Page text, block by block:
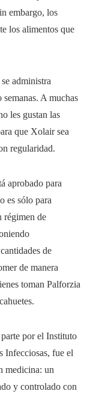
embargo, los
los alimentos que
administra
A muchas
les gustan las
que Xolair sea
regularidad.
aprobado para
es sólo para
régimen de
de
de manera
toman Palforzia
por el Instituto
Infecciosas, fue el
medicina: un
y controlado con